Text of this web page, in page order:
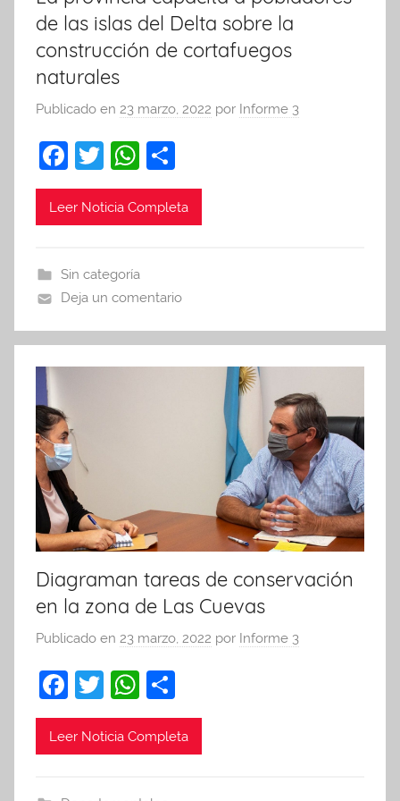
de las islas del Delta sobre la
construcción de cortafuegos
naturales
Publicado en 23 marzo, 2022 por Informe 3
F
a
c
b
o
o
k
T
w
itt
W
h
at
A
p
p
o
m
tir
Leer Noticia Completa
Sin categoría
Deja un comentario
Diagraman tareas de conservación
en la zona de Las Cuevas
Publicado en 23 marzo, 2022 por Informe 3
F
a
c
T
w
itt
W
h
at
o
m
Leer Noticia Completa